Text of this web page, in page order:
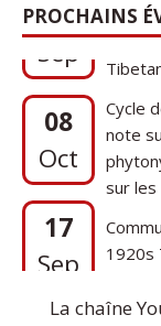
PROCHAINS
Sep
1920s
08
Oct
Cycle
note
sur
17
Sep
1920s
La chaîne